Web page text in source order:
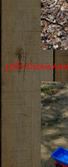
รูปที่ 8 Dyckia